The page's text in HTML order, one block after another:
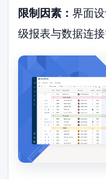
限制因素：界面
级报表与数据连接